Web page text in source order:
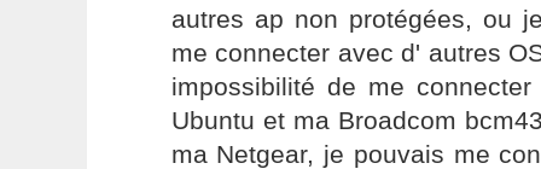
autres ap non protégées, ou
me connecter avec d' autres
impossibilité de me
Ubuntu et ma Broadcom
ma Netgear, je pouvais me